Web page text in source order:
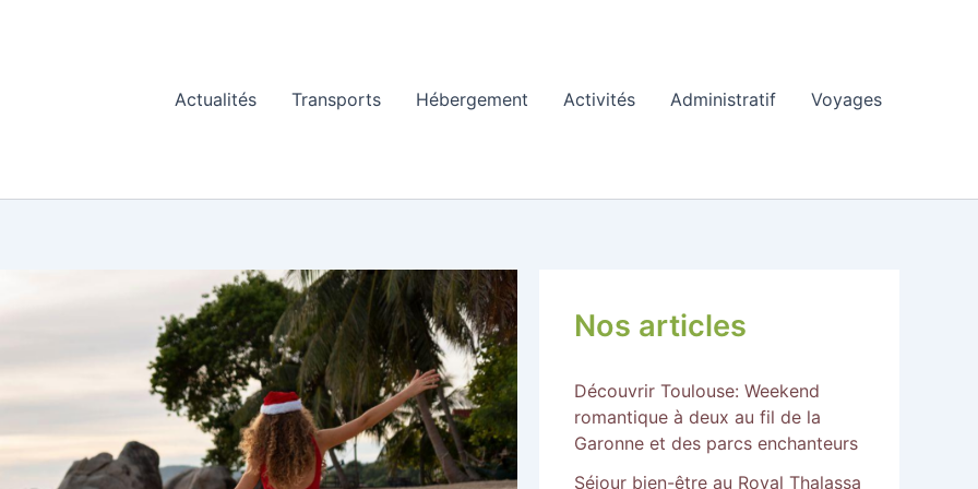
Actualités
Transports Hébergement Activités Administratif Voyages
Nos articles
Découvrir Toulouse: Weekend
romantique à deux au fil de la
Garonne et des parcs enchanteurs
Séjour bien-être au Royal Thalassa